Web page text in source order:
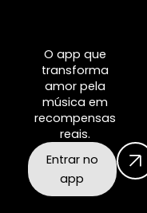
O app que
transforma
amor pela
música em
recompensas
reais.
Entrar no
app